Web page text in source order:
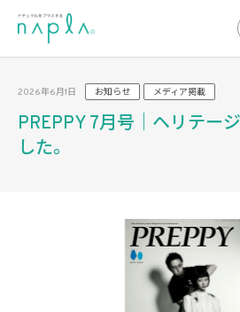
content
2026年6月1日 お知らせ メディア掲載
PREPPY 7月号｜ヘリテー
した。